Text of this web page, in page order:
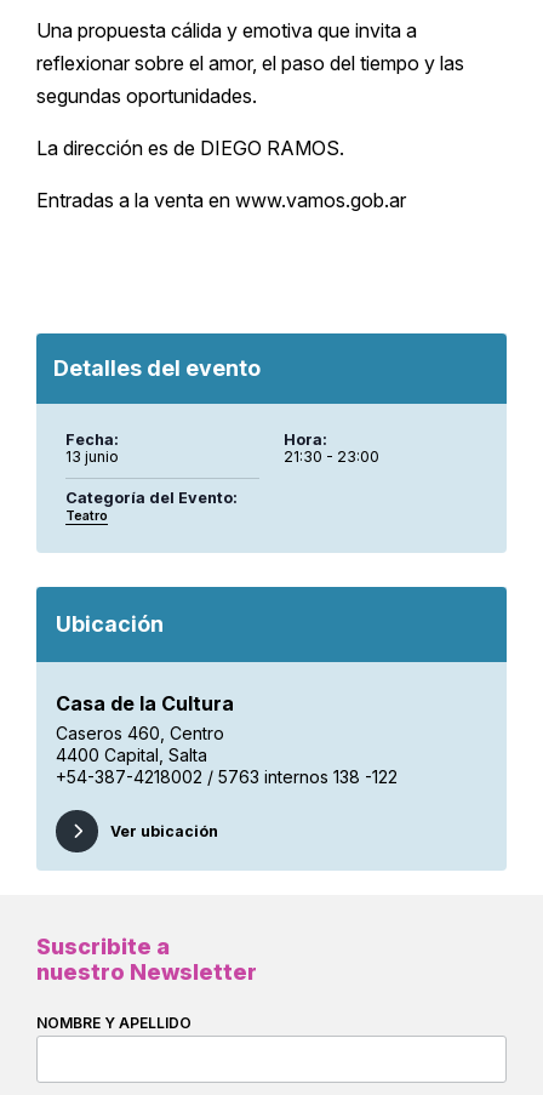
Una propuesta cálida y emotiva que invita a
reflexionar sobre el amor, el paso del tiempo y las
segundas oportunidades.
La dirección es de DIEGO RAMOS.
Entradas a la venta en www.vamos.gob.ar
Detalles del evento
Fecha:
13 junio
Hora:
21:30 - 23:00
Categoría del Evento:
Teatro
Ubicación
Casa de la Cultura
Caseros 460, Centro
4400 Capital, Salta
+54-387-4218002 / 5763 internos 138 -122
Ver ubicación
Suscribite a
nuestro Newsletter
NOMBRE Y APELLIDO